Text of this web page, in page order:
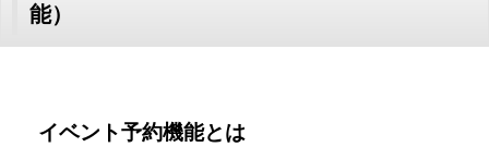
能）
イベント予約機能とは